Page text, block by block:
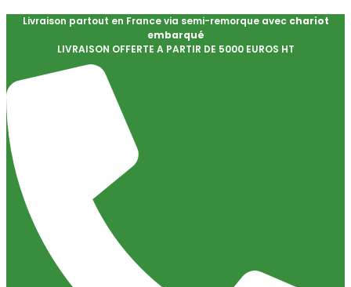
Livraison partout en France via semi-remorque avec chariot
embarqué
LIVRAISON OFFERTE A PARTIR DE 5000 EUROS HT